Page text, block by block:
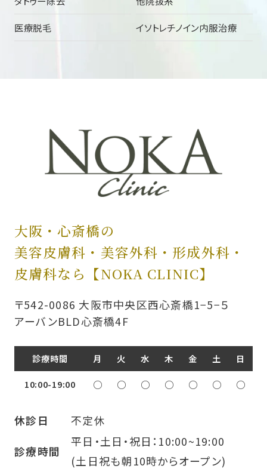
医療脱毛 イソトレチノイン内服治療
大阪・心斎橋の
美容皮膚科・美容外科・ 形成外科・
皮膚科なら【NOKA CLINIC】
〒542-0086 大阪市中央区西心斎橋1−5−５
アーバンBLD心斎橋4F
診療時間 月 火 水 木 金 土 日
10:00-19:00 ○ ○ ○ ○ ○ ○ ○
休診日 不定休
診療時間
平日・土日・祝日：10:00~19:00
(土日祝も朝10時からオープン)